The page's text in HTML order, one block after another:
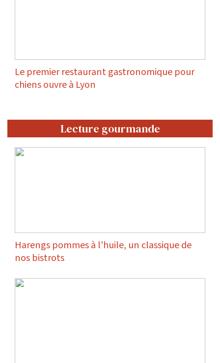
Le premier restaurant gastronomique pour
chiens ouvre à Lyon
Lecture gourmande
Harengs pommes à l'huile, un classique de
nos bistrots